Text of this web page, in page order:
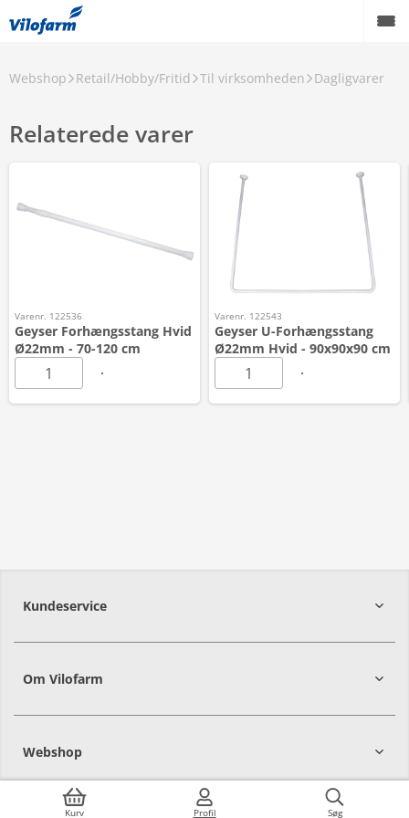
Kurv Profil Søg
Webshop Retail/Hobby/Fritid Til virksomheden Dagligvarer
Relaterede varer
Varenr. 122536
Geyser Forhængsstang Hvid
Ø22mm - 70-120 cm
Varenr. 122543
Geyser U-Forhængsstang
Ø22mm Hvid - 90x90x90 cm
Kundeservice
Om Vilofarm
Webshop